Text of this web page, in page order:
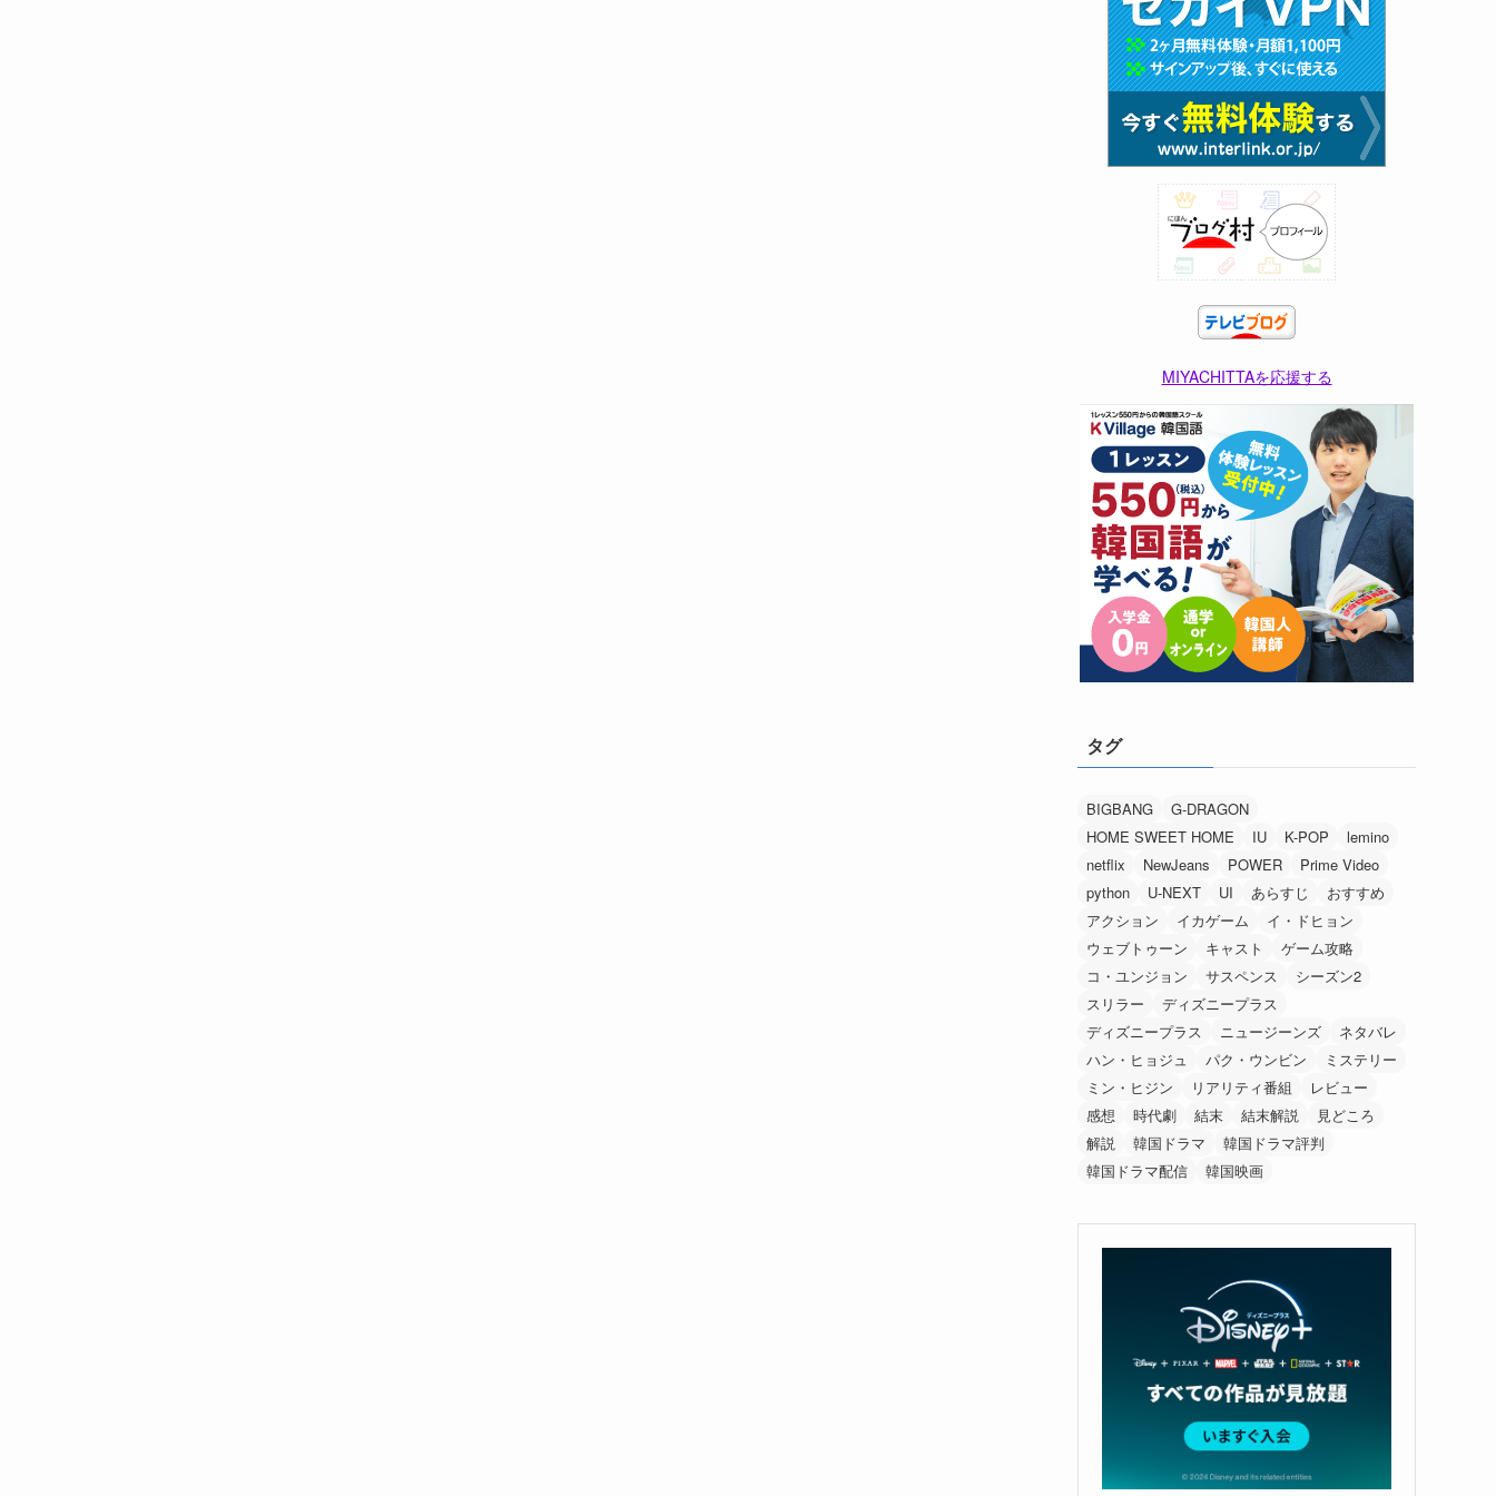
MIYACHITTAを応援する
タグ
BIGBANG
G-DRAGON
HOME SWEET HOME
IU K-POP
lemino
netflix
NewJeans POWER
Prime Video
python
U-NEXT UI あらすじ
おすすめ
アクション
イカゲーム
イ・ドヒョン
ウェブトゥーン
キャスト
ゲーム攻略
コ・ユンジョン
サスペンス
シーズン2
スリラー
ディズニープラス
ディズニープラス
ニュージーンズ
ネタバレ
ハン・ヒョジュ
パク・ウンビン
ミステリー
ミン・ヒジン
リアリティ番組
レビュー
感想
時代劇 結末 結末解説
見どころ
解説
韓国ドラマ
韓国ドラマ評判
韓国ドラマ配信
韓国映画